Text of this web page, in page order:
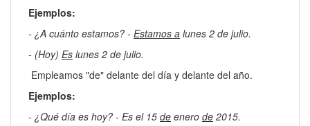
Ejemplos:
- ¿A cuánto estamos? - Estamos a lunes 2 de julio.
- (Hoy) Es lunes 2 de julio.
Empleamos "de" delante del día y delante del año.
Ejemplos:
- ¿Qué día es hoy? - Es el 15 de enero de 2015.